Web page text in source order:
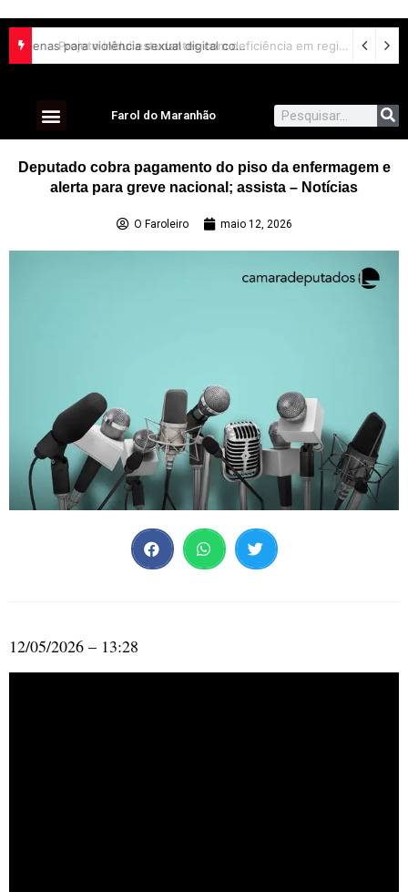
Projeto inclui estudantes com deficiência em regime escolar especial
Lei aumenta penas para violência sexual digital contra crianças e adolescentes e endurece punições
Farol do Maranhão
Deputado cobra pagamento do piso da enfermagem e
alerta para greve nacional; assista – Notícias
O Faroleiro maio 12, 2026
12/05/2026 – 13:28